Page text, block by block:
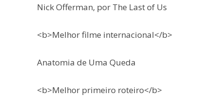
Nick Offerman, por The Last of Us
<b>Melhor filme internacional</b>
Anatomia de Uma Queda
<b>Melhor primeiro roteiro</b>